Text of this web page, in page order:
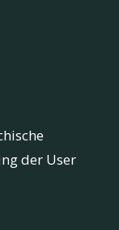
der User